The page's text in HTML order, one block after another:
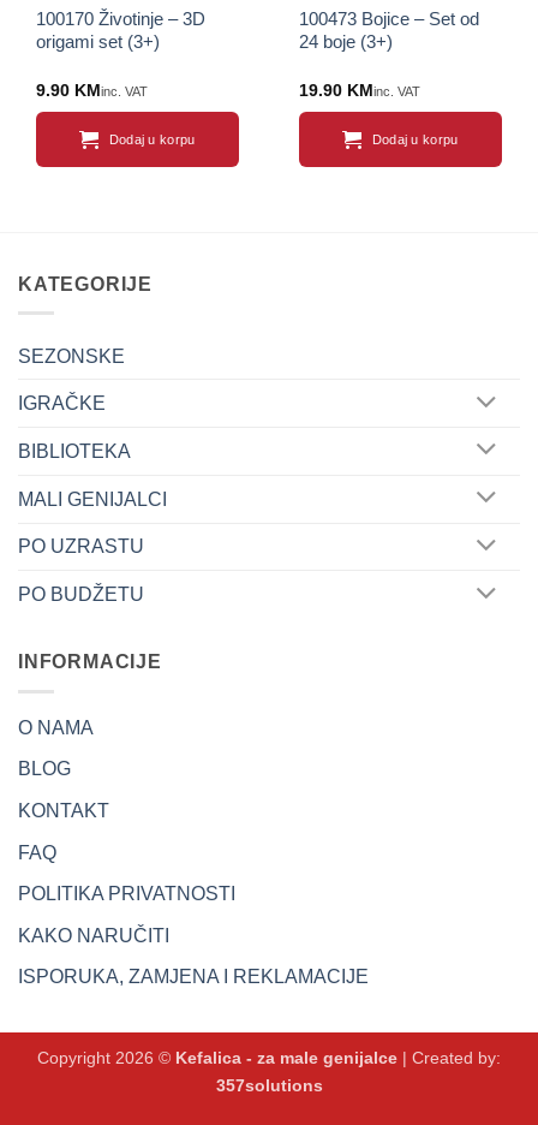
100170 Životinje – 3D
origami set (3+)
9.90 KM inc. VAT
Dodaj u korpu
100473 Bojice – Set od
24 boje (3+)
19.90 KM inc. VAT
Dodaj u korpu
KATEGORIJE
SEZONSKE
IGRAČKE
BIBLIOTEKA
MALI GENIJALCI
PO UZRASTU
PO BUDŽETU
INFORMACIJE
O NAMA
BLOG
KONTAKT
FAQ
POLITIKA PRIVATNOSTI
KAKO NARUČITI
ISPORUKA, ZAMJENA I REKLAMACIJE
Copyright 2026 © Kefalica - za male genijalce | Created by:
357solutions